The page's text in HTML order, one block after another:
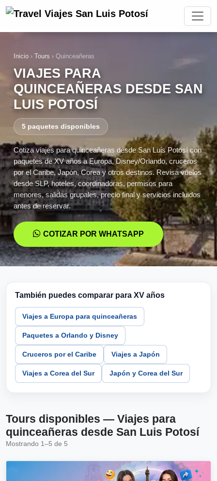
Inicio › Tours › Quinceañeras
VIAJES PARA
QUINCEAÑERAS DESDE SAN
LUIS POTOSÍ
5 paquetes disponibles
Cotiza viajes para quinceañeras desde San Luis Potosí con
paquetes de XV años a Europa, Disney/Orlando, cruceros
por el Caribe, Japón, Corea y otros destinos. Revisa vuelos
desde SLP, hoteles, coordinadoras, permisos para
menores, salidas grupales, precio final y servicios incluidos
antes de reservar.
COTIZAR POR WHATSAPP
También puedes comparar para XV años
Viajes a Europa para quinceañeras
Paquetes a Orlando y Disney
Cruceros por el Caribe Viajes a Japón
Viajes a Corea del Sur Japón y Corea del Sur
Tours disponibles — Viajes para
quinceañeras desde San Luis Potosí
Mostrando 1–5 de 5